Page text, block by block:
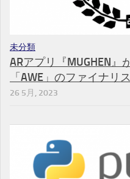
未分類
ARアプリ『MUGHEN』
「AWE」のファイナリ
26 5月, 2023